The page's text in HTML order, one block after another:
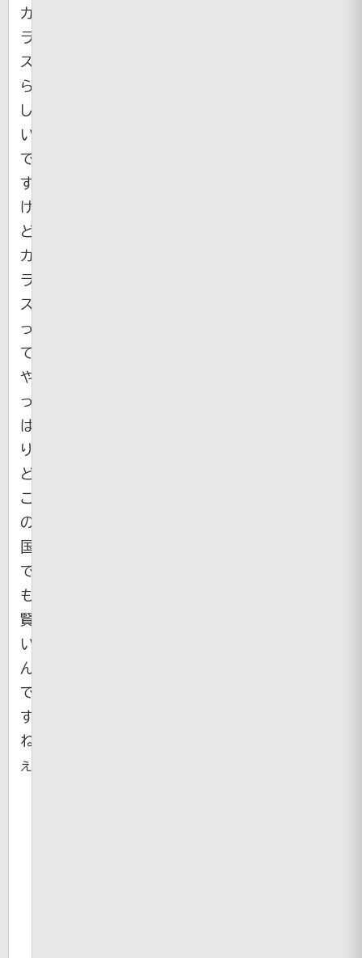
カ
ラ
ス
ら
し
い
で
す
け
ど、
カ
ラ
ス
っ
て
や
っ
ぱ
り
ど
こ
の
国
で
も
賢
い
ん
で
す
ね
ぇ。